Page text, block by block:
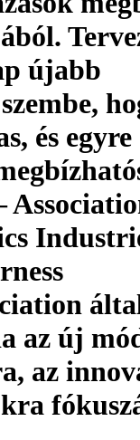
újabb
és
az új
az